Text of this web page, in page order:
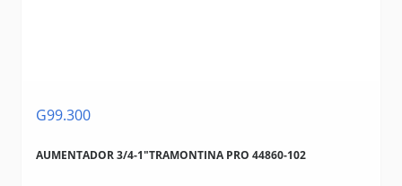
G99.300
AUMENTADOR 3/4-1"TRAMONTINA PRO 44860-102